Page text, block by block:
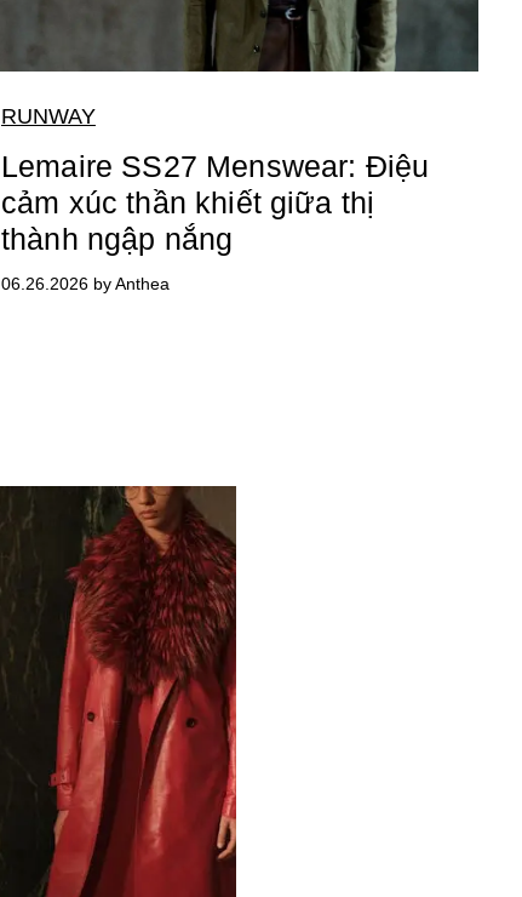
RUNWAY
Lemaire SS27 Menswear: Điệu
cảm xúc thần khiết giữa thị
thành ngập nắng
06.26.2026 by Anthea